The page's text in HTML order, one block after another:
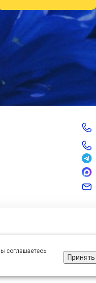
соглашаетесь
Принять